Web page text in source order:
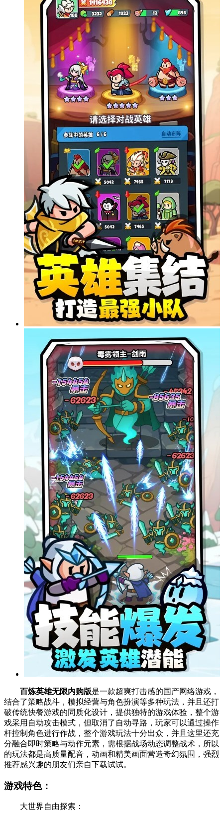
百炼英雄无限内购版是一款超爽打击感的国产网络游戏，
结合了策略战斗，模拟经营与角色扮演等多种玩法，并且还打
破传统快餐游戏的同质化设计，提供独特的游戏体验，整个游
戏采用自动攻击模式，但取消了自动寻路，玩家可以通过操作
杆控制角色进行作战，整个游戏玩法十分出众，并且这里还充
分融合即时策略与动作元素，需根据战场动态调整战术，所以
的玩法都是高质量配音，动画和精美画面营造奇幻氛围，强烈
推荐感兴趣的朋友们亲自下载试试。
游戏特色：
大世界自由探索：